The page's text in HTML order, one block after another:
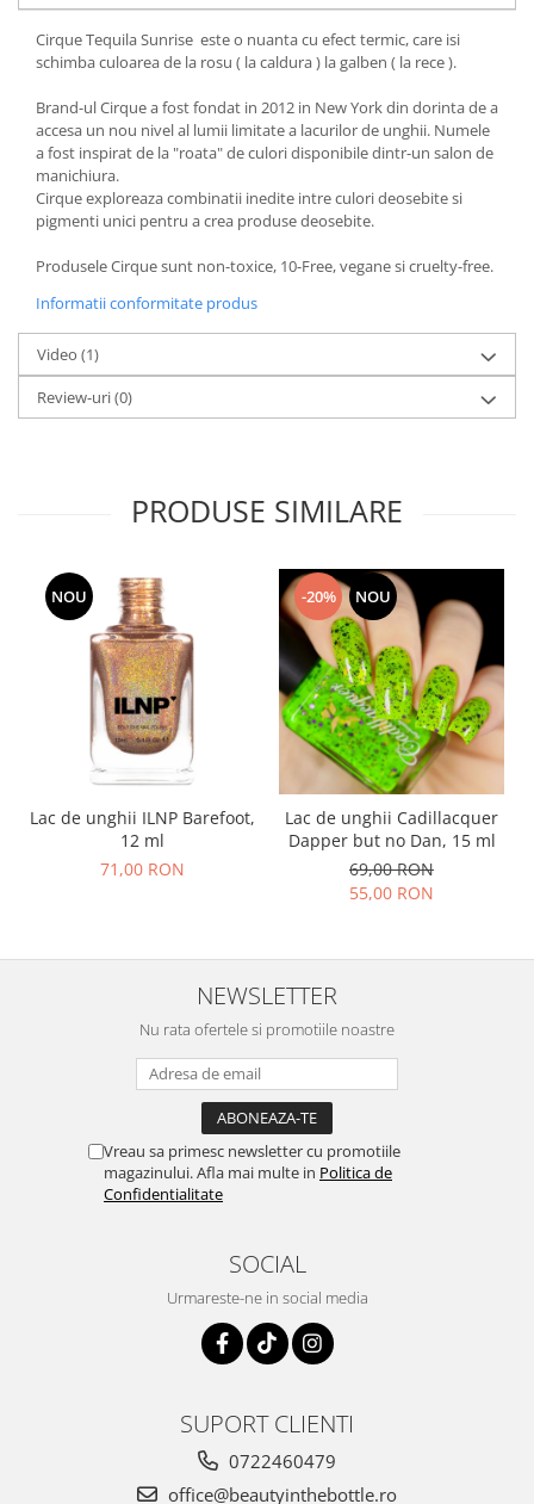
Cirque Tequila Sunrise este o nuanta cu efect termic, care isi
schimba culoarea de la rosu ( la caldura ) la galben ( la rece ).
Brand-ul Cirque a fost fondat in 2012 in New York din dorinta de a
accesa un nou nivel al lumii limitate a lacurilor de unghii. Numele
a fost inspirat de la "roata" de culori disponibile dintr-un salon de
manichiura.
Cirque exploreaza combinatii inedite intre culori deosebite si
pigmenti unici pentru a crea produse deosebite.
Produsele Cirque sunt non-toxice, 10-Free, vegane si cruelty-free.
Informatii conformitate produs
Video (1)
Review-uri(0)
PRODUSE SIMILARE
NOU
Lac de unghii ILNP Barefoot,
12 ml
71,00 RON
-20% NOU
Lac de unghii Cadillacquer
Dapper but no Dan, 15 ml
69,00 RON
55,00 RON
NEWSLETTER
Nu rata ofertele si promotiile noastre
Vreau sa primesc newsletter cu promotiile
magazinului. Afla mai multe in Politica de
Confidentialitate
SOCIAL
Urmareste-ne in social media
SUPORT CLIENTI
0722460479
office@beautyinthebottle.ro